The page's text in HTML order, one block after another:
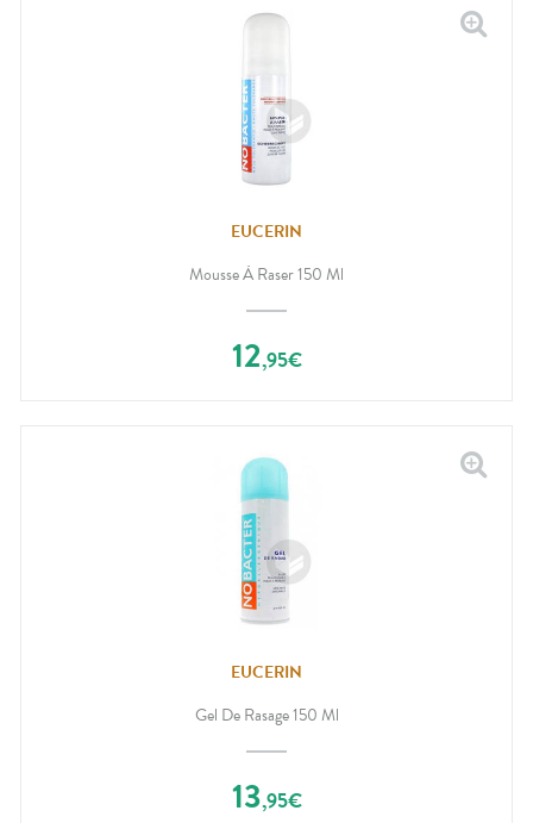
EUCERIN
Mousse À Raser 150 Ml
12,95€
EUCERIN
Gel De Rasage 150 Ml
13,95€